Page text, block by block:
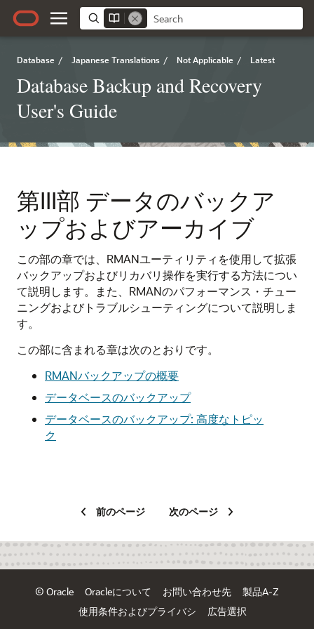
Database / Japanese Translations / Not Applicable / Latest
Database Backup and Recovery
User's Guide
第III部 データのバックア
ップおよびアーカイブ
この部の章では、RMANユーティリティを使用して拡張
バックアップおよびリカバリ操作を実行する方法につい
て説明します。また、RMANのパフォーマンス・チュー
ニングおよびトラブルシューティングについて説明しま
す。
この部に含まれる章は次のとおりです。
RMANバックアップの概要
データベースのバックアップ
データベースのバックアップ: 高度なトピッ
ク
前のページ 次のページ
© Oracle Oracleについて お問い合わせ先
製品A-Z
使用条件およびプライバシ
広告選択